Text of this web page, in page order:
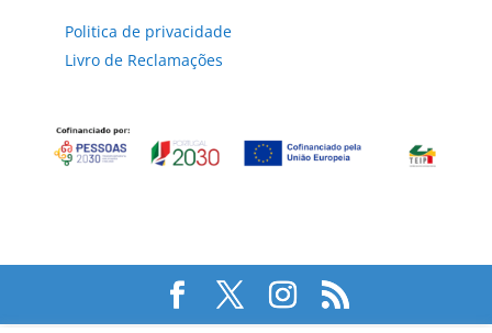
Politica de privacidade
Livro de Reclamações